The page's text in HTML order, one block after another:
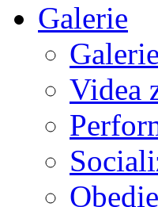
Galerie
Galerie
Videa